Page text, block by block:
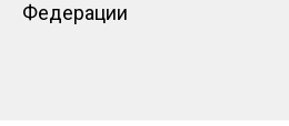
Федерации